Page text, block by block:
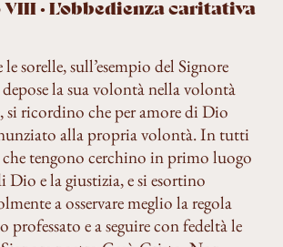
· L'obbedienza caritativa
sorelle, sull’esempio del Signore
depose la sua volontà nella volontà
si ricordino che per amore di Dio
alla propria volontà. In tutti
tengono cerchino in primo luogo
Dio e la giustizia, e si esortino
a osservare meglio la regola
professato e a seguire con fedeltà le